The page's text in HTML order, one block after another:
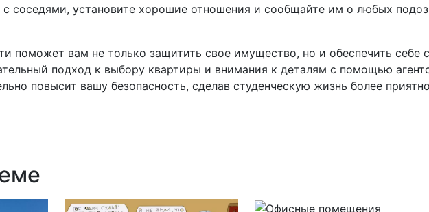
соседями, установите хорошие отношения и сообщайте им о любых
поможет вам не только защитить свое имущество, но и обеспечить
подход к выбору квартиры и внимания к деталям с помощью
повысит вашу безопасность, сделав студенческую жизнь более